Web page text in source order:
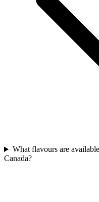
What flavours are
Canada?